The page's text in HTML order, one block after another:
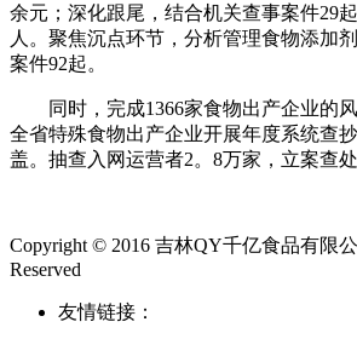
余元；深化跟尾，结合机关查事案件29
人。聚焦沉点环节，分析管理食物添加
案件92起。
同时，完成1366家食物出产企业的
全省特殊食物出产企业开展年度系统查
盖。抽查入网运营者2。8万家，立案查处
Copyright © 2016 吉林QY千亿食品有限
Reserved
友情链接：